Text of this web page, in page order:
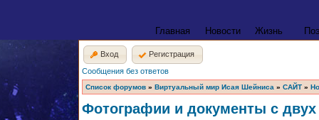
Главная Новости Жизнь
Вход
Регистрация
Сообщения без ответов
Список форумов » Виртуальный мир Исая Шейниса » САЙТ »
Фотографии и документы с